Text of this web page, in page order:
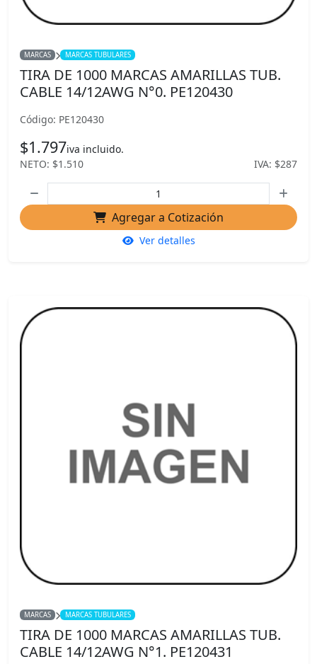
MARCAS MARCAS TUBULARES
TIRA DE 1000 MARCAS AMARILLAS TUB.
CABLE 14/12AWG N°0. PE120430
Código: PE120430
$1.797iva incluido.
NETO: $1.510
IVA: $287
Agregar a Cotización
Ver detalles
MARCAS MARCAS TUBULARES
TIRA DE 1000 MARCAS AMARILLAS TUB.
CABLE 14/12AWG N°1. PE120431